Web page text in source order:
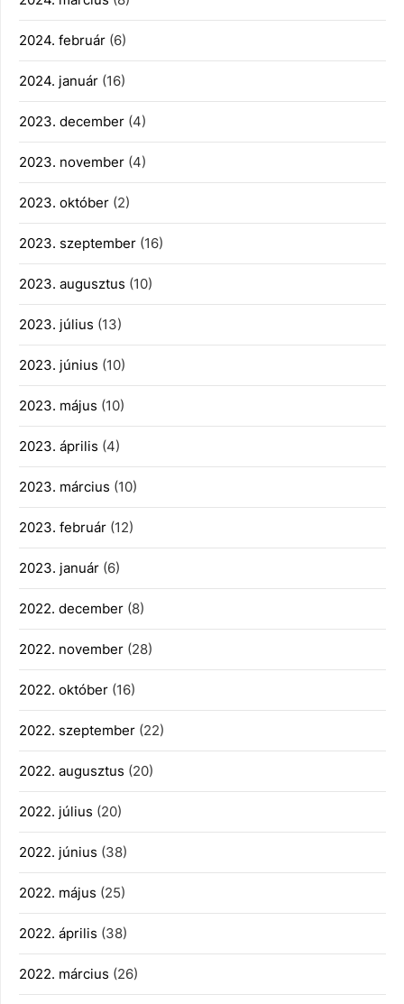
2024. február (6)
2024. január (16)
2023. december (4)
2023. november (4)
2023. október (2)
2023. szeptember (16)
2023. augusztus (10)
2023. július (13)
2023. június (10)
2023. május (10)
2023. április (4)
2023. március (10)
2023. február (12)
2023. január (6)
2022. december (8)
2022. november (28)
2022. október (16)
2022. szeptember (22)
2022. augusztus (20)
2022. július (20)
2022. június (38)
2022. május (25)
2022. április (38)
2022. március (26)